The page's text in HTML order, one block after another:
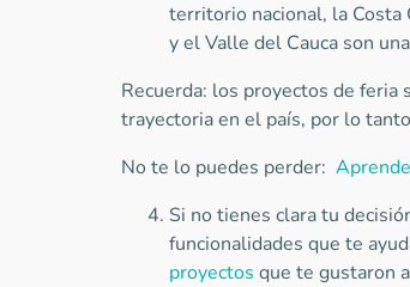
territorio nacional, la Costa
y el Valle del Cauca son
Recuerda: los proyectos de feria
trayectoria en el país, por lo
No te lo puedes perder:
Si no tienes clara tu
funcionalidades que te
proyectos que te gustaron